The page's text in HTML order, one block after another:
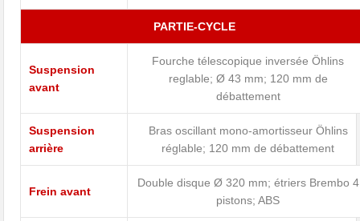
PARTIE-CYCLE
Suspension
avant
Fourche télescopique inversée Öhlins
reglable; Ø 43 mm; 120 mm de
débattement
Suspension
arrière
Bras oscillant mono-amortisseur Öhlins
réglable; 120 mm de débattement
Frein avant
Double disque Ø 320 mm; étriers Brembo 4
pistons; ABS